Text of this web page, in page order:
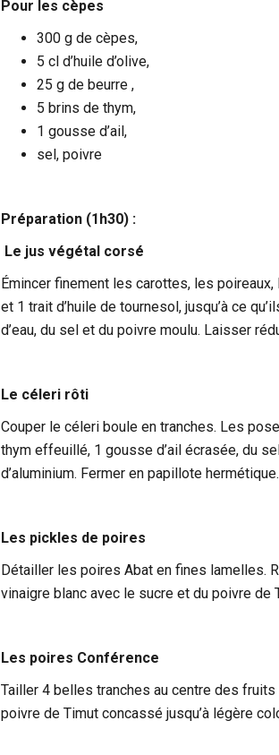
Pour les cèpes
300 g de cèpes,
5 cl d’huile d’olive,
25 g de beurre ,
5 brins de thym,
1 gousse d’ail,
sel, poivre
Préparation (1h30) :
Le jus végétal corsé
Émincer finement les carottes, les
et 1 trait d’huile de tournesol, jusqu’à ce
d’eau, du sel et du poivre moulu. Laisser
Le céleri rôti
Couper le céleri boule en tranches. Les
thym effeuillé, 1 gousse d’ail écrasée, du
d’aluminium. Fermer en papillote
Les pickles de poires
Détailler les poires Abat en fines lamelles.
vinaigre blanc avec le sucre et du poivre de
Les poires Conférence
Tailler 4 belles tranches au centre des
poivre de Timut concassé jusqu’à légère